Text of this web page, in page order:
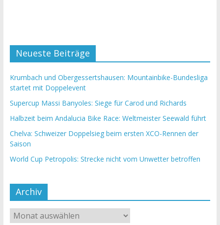
Neueste Beiträge
Krumbach und Obergessertshausen: Mountainbike-Bundesliga
startet mit Doppelevent
Supercup Massi Banyoles: Siege für Carod und Richards
Halbzeit beim Andalucia Bike Race: Weltmeister Seewald führt
Chelva: Schweizer Doppelsieg beim ersten XCO-Rennen der
Saison
World Cup Petropolis: Strecke nicht vom Unwetter betroffen
Archiv